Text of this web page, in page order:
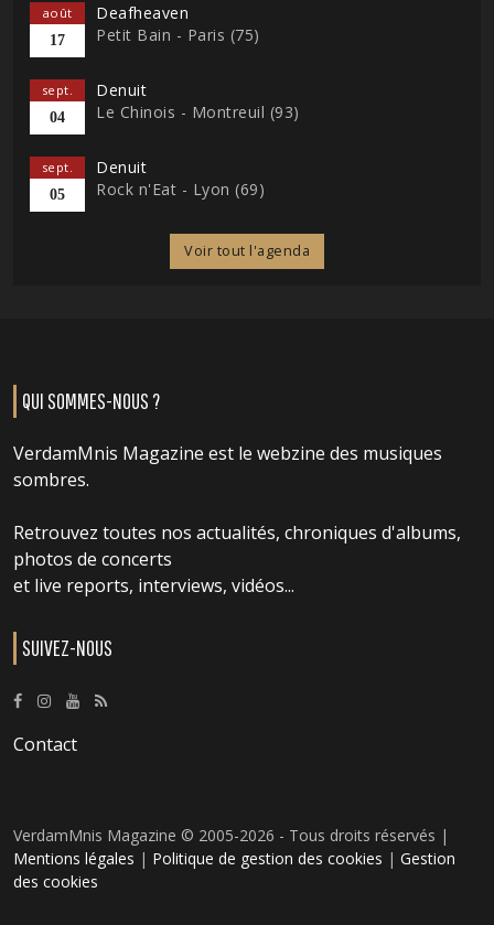
août
17
Deafheaven
Petit Bain - Paris (75)
sept.
04
Denuit
Le Chinois - Montreuil (93)
sept.
05
Denuit
Rock n'Eat - Lyon (69)
Voir tout l'agenda
QUI SOMMES-NOUS ?
VerdamMnis Magazine est le webzine des musiques
sombres.
Retrouvez toutes nos actualités, chroniques d'albums,
photos de concerts
et live reports, interviews, vidéos...
SUIVEZ-NOUS
Contact
VerdamMnis Magazine © 2005-2026 - Tous droits réservés |
Mentions légales | Politique de gestion des cookies | Gestion
des cookies